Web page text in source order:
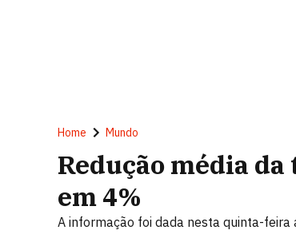
Home Mundo
Redução média
em 4%
A informação foi dada nesta quinta-